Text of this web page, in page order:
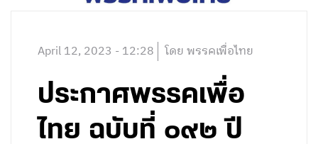
April 12, 2023 - 12:28 โดย พรรคเพื่อไทย
ประกาศพรรคเพื่อ
ไทย ฉบับที่ ๐๙๒ ปี